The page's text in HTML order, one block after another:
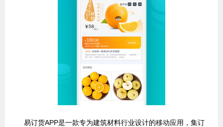
易订货APP是一款专为建筑材料行业设计的移动应用，集订